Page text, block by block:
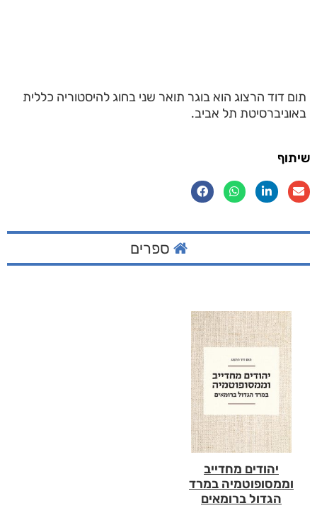
תום דוד הרצוג הוא בוגר תואר שני בחוג להיסטוריה כללית
באוניברסיטת תל אביב.
שיתוף
ספרים
יהודים מחדייב
וממסופוטמיה במרד
הגדול ברומאים